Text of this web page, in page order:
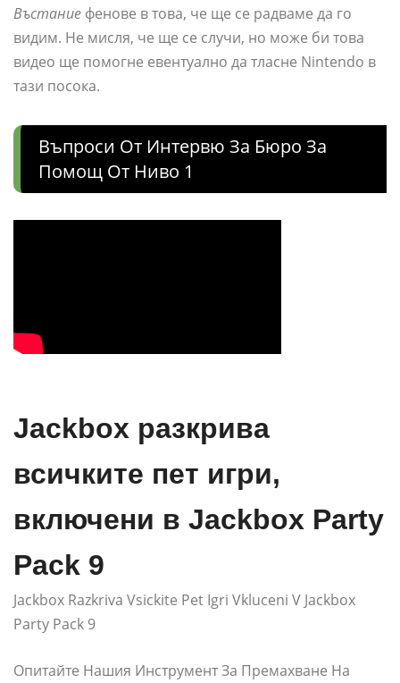
Въстание фенове в това, че ще се радваме да го
видим. Не мисля, че ще се случи, но може би това
видео ще помогне евентуално да тласне Nintendo в
тази посока.
Въпроси От Интервю За Бюро За
Помощ От Ниво 1
Jackbox разкрива
всичките пет игри,
включени в Jackbox Party
Pack 9
Jackbox Razkriva Vsickite Pet Igri Vkluceni V Jackbox
Party Pack 9
Опитайте Нашия Инструмент За Премахване На